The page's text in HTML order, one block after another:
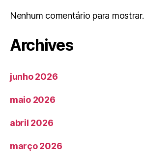
Nenhum comentário para mostrar.
Archives
junho 2026
maio 2026
abril 2026
março 2026